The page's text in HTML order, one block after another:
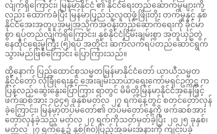
လျက်ရှိကြောင်း၊ မြန်မာနိုင်ငံ ၏ နိုင်ငံရေးတည်ဆောက်မှုများကို
လည်း ထောက်ခံပြီး မြန်မာပြည်သူလူထုဖွံ့ဖြိုးတိုး တက်မှုနှင့် နှစ်
နိုင်ငံအေးအတူပူအမျှအသိုက်အဝန်းတည်ဆောက်ရေးကို ခိုင်မာ
စွာ ရပ်တည်လျက်ရှိကြောင်း၊ နှစ်နိုင်ငံငြိမ်းချမ်းစွာ အတူယှဉ်တွဲ
နေထိုင်ရေးမူကြီး (၅)ရပ် အတိုင်း ဆက်လက်ရပ်တည်ဆောင်ရွက်
သွားမည်ဖြစ်ကြောင်း ပြောကြားသည်။
ထို့နောက် ပြည်ထောင်စုသမ္မတမြန်မာနိုင်ငံတော် ယာယီသမ္မတ
နိုင်ငံတော် လုံခြုံရေးနှင့် အေးချမ်းသာယာရေးကော်မရှင်ဥက္ကဋ္ဌ က
ပြန်လည်ဆွေးနွေးပြောကြား ရာတွင် မိမိတို့မြန်မာနိုင်ငံအနေဖြင့်
ဖက်ဆစ်အား ၁၉၄၅ ခုနှစ်မတ်လ ၂၇ ရက်နေ့တွင် စတင်တော်လှန်
ခဲ့ကြောင်း၊ မြန်မာ့တပ်မတော်၏ တပ်မတော်နေ့ကို ဖက်ဆစ်အား
တော်လှန်ခဲ့သည့် မတ်လ ၂၇ ရက်ကိုသတ်မှတ်ခဲ့ပြီး ၂၀၂၅ ခုနှစ်၊
မတ်လ ၂၇ ရက်နေ့၌ နှစ်(၈၀)ပြည့်အခမ်းအနားကို ကျင်းပခဲ့